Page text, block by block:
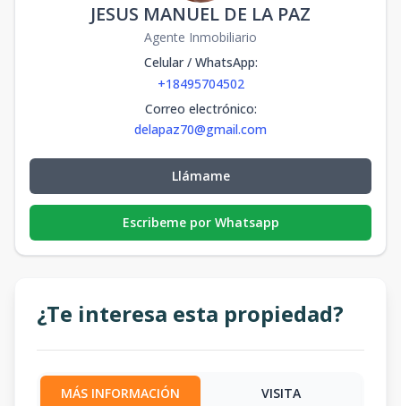
JESUS MANUEL DE LA PAZ
Agente Inmobiliario
Celular / WhatsApp:
+18495704502
Correo electrónico:
delapaz70@gmail.com
Llámame
Escribeme por Whatsapp
¿Te interesa esta propiedad?
MÁS INFORMACIÓN VISITA